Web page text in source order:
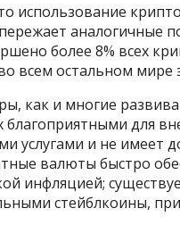
использование
аналогичные
более 8% всех
остальном мире
как и многие
для
услугами и не имеет
валюты быстро
инфляцией;
стейблкоины,